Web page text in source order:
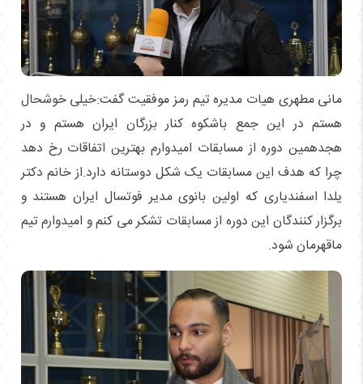
مانی مطهری هیات مدیره تیم رمز موفقیت گفت:خیلی خوشحال
هستم در این جمع باشکوه کنار بزرگان ایران هستم و در
هجدهمین دوره از مسابقات امیدوارم بهترین اتفاقات رخ دهد
چرا که هدف این مسابقات یک شکل دوستانه دارد.از خانم دکتر
یلدا اسفندیاری که اولین بانوی مدیر فوتسال ایران هستند و
برگزار کنندگان این دوره از مسابقات تشکر می کنم و امیدوارم تیم
ماقهرمان شود.